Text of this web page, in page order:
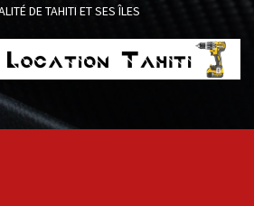
DE TAHITI ET SES ÎLES